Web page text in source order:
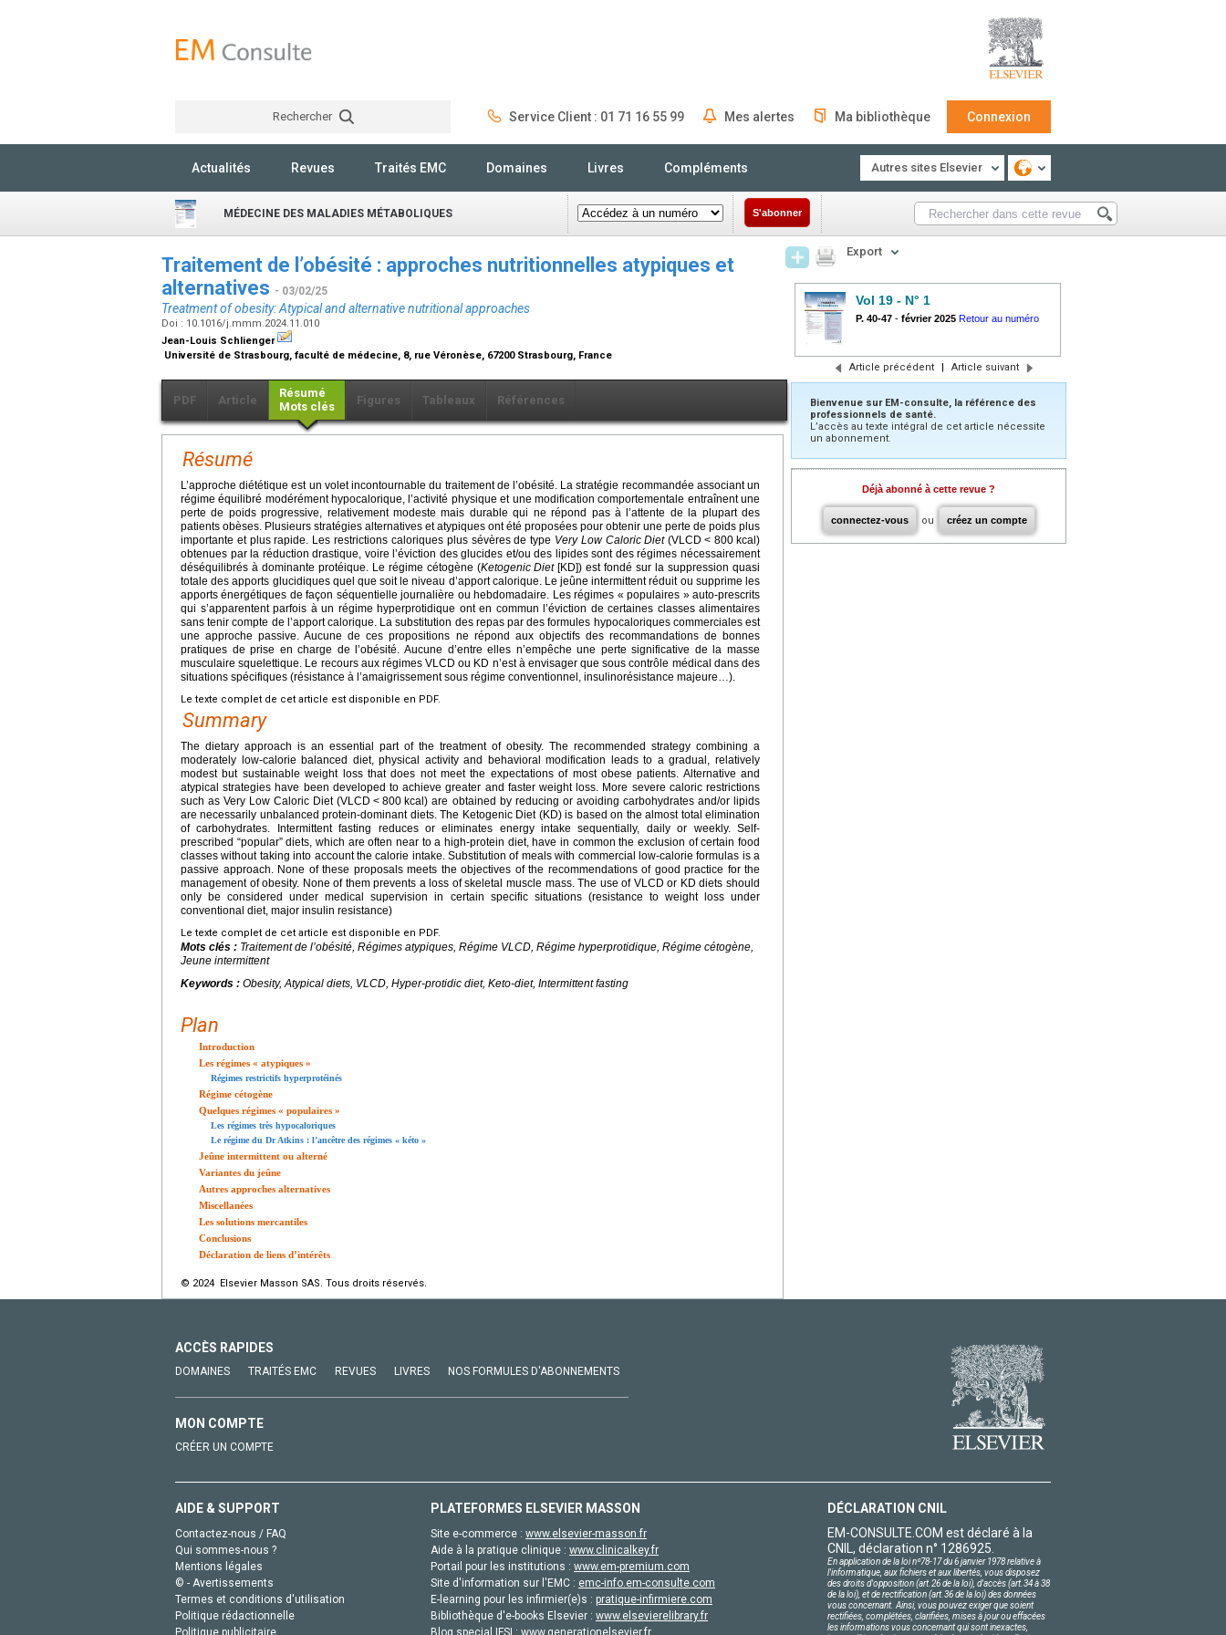
Rechercher Service Client : 01 71 16 55 99 Mes alertes Ma bibliothèque Connexion
Actualités Revues Traités EMC Domaines Livres Compléments Autres sites Elsevier
MÉDECINE DES MALADIES MÉTABOLIQUES S'abonner
Traitement de l’obésité : approches nutritionnelles atypiques et
alternatives - 03/02/25
Treatment of obesity: Atypical and alternative nutritional approaches
Doi : 10.1016/j.mmm.2024.11.010
Jean-Louis Schlienger
Université de Strasbourg, faculté de médecine, 8, rue Véronèse, 67200 Strasbourg, France
PDF Article
Résumé
Mots clés
Figures Tableaux Références
Résumé
L’approche diététique est un volet incontournable du traitement de l’obésité. La stratégie recommandée associant un
régime équilibré modérément hypocalorique, l’activité physique et une modification comportementale entraînent une
perte de poids progressive, relativement modeste mais durable qui ne répond pas à l’attente de la plupart des
patients obèses. Plusieurs stratégies alternatives et atypiques ont été proposées pour obtenir une perte de poids plus
importante et plus rapide. Les restrictions caloriques plus sévères de type Very Low Caloric Diet(VLCD < 800 kcal)
obtenues par la réduction drastique, voire l’éviction des glucides et/ou des lipides sont des régimes nécessairement
déséquilibrés à dominante protéique. Le régime cétogène (Ketogenic Diet[KD]) est fondé sur la suppression quasi
totale des apports glucidiques quel que soit le niveau d’apport calorique. Le jeûne intermittent réduit ou supprime les
apports énergétiques de façon séquentielle journalière ou hebdomadaire. Les régimes « populaires » auto-prescrits
qui s’apparentent parfois à un régime hyperprotidique ont en commun l’éviction de certaines classes alimentaires
sans tenir compte de l’apport calorique. La substitution des repas par des formules hypocaloriques commerciales est
une approche passive. Aucune de ces propositions ne répond aux objectifs des recommandations de bonnes
pratiques de prise en charge de l’obésité. Aucune d’entre elles n’empêche une perte significative de la masse
musculaire squelettique. Le recours aux régimes VLCD ou KD n’est à envisager que sous contrôle médical dans des
situations spécifiques (résistance à l’amaigrissement sous régime conventionnel, insulinorésistance majeure…).
Le texte complet de cet article est disponible en PDF.
Summary
The dietary approach is an essential part of the treatment of obesity. The recommended strategy combining a
moderately low-calorie balanced diet, physical activity and behavioral modification leads to a gradual, relatively
modest but sustainable weight loss that does not meet the expectations of most obese patients. Alternative and
atypical strategies have been developed to achieve greater and faster weight loss. More severe caloric restrictions
such as Very Low Caloric Diet (VLCD < 800 kcal) are obtained by reducing or avoiding carbohydrates and/or lipids
are necessarily unbalanced protein-dominant diets. The Ketogenic Diet (KD) is based on the almost total elimination
of carbohydrates. Intermittent fasting reduces or eliminates energy intake sequentially, daily or weekly. Self-
prescribed “popular” diets, which are often near to a high-protein diet, have in common the exclusion of certain food
classes without taking into account the calorie intake. Substitution of meals with commercial low-calorie formulas is a
passive approach. None of these proposals meets the objectives of the recommendations of good practice for the
management of obesity. None of them prevents a loss of skeletal muscle mass. The use of VLCD or KD diets should
only be considered under medical supervision in certain specific situations (resistance to weight loss under
conventional diet, major insulin resistance)
Le texte complet de cet article est disponible en PDF.
Mots clés : Traitement de l’obésité, Régimes atypiques, Régime VLCD, Régime hyperprotidique, Régime cétogène,
Jeune intermittent
Keywords : Obesity, Atypical diets, VLCD, Hyper-protidic diet, Keto-diet, Intermittent fasting
Plan
Introduction
Les régimes « atypiques »
Régimes restrictifs hyperprotéinés
Régime cétogène
Quelques régimes « populaires »
Les régimes très hypocaloriques
Le régime du Dr Atkins : l’ancêtre des régimes « kéto »
Jeûne intermittent ou alterné
Variantes du jeûne
Autres approches alternatives
Miscellanées
Les solutions mercantiles
Conclusions
Déclaration de liens d’intérêts
© 2024 Elsevier Masson SAS. Tous droits réservés.
Export
Vol 19 - N° 1
P. 40-47 - février 2025 Retour au numéro
Article précédent | Article suivant
Bienvenue sur EM-consulte, la référence des
professionnels de santé.
L’accès au texte intégral de cet article nécessite
un abonnement.
Déjà abonné à cette revue ?
connectez-vous ou créez un compte
ACCÈS RAPIDES
DOMAINES TRAITÉS EMC REVUES LIVRES NOS FORMULES D'ABONNEMENTS
MON COMPTE
CRÉER UN COMPTE
AIDE & SUPPORT
Contactez-nous / FAQ
Qui sommes-nous ?
Mentions légales
© - Avertissements
Termes et conditions d'utilisation
Politique rédactionnelle
Politique publicitaire
PLATEFORMES ELSEVIER MASSON
Site e-commerce : www.elsevier-masson.fr
Aide à la pratique clinique : www.clinicalkey.fr
Portail pour les institutions : www.em-premium.com
Site d'information sur l'EMC : emc-info.em-consulte.com
E-learning pour les infirmier(e)s : pratique-infirmiere.com
Bibliothèque d'e-books Elsevier : www.elsevierelibrary.fr
Blog special IFSI : www.generationelsevier.fr
DÉCLARATION CNIL
EM-CONSULTE.COM est déclaré à la
CNIL, déclaration n° 1286925.
En application de la loi nº78-17 du 6 janvier 1978 relative à
l'informatique, aux fichiers et aux libertés, vous disposez
des droits d'opposition (art.26 de la loi), d'accès (art.34 à 38
de la loi), et de rectification (art.36 de la loi) des données
vous concernant. Ainsi, vous pouvez exiger que soient
rectifiées, complétées, clarifiées, mises à jour ou effacées
les informations vous concernant qui sont inexactes,